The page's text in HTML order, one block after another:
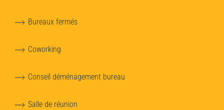
Bureaux fermés
Coworking
Conseil déménagement bureau
Salle de réunion